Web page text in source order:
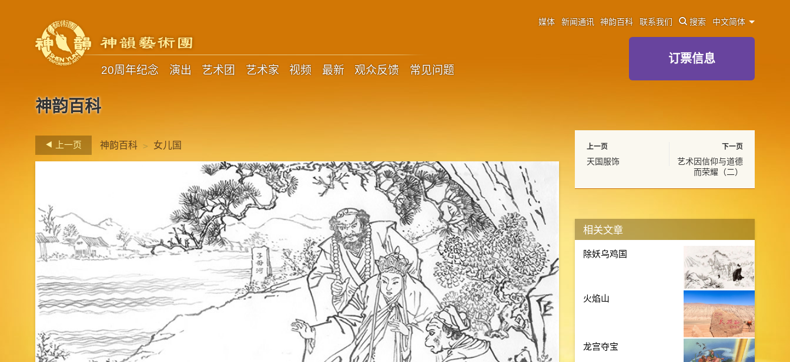
20周年纪念 演出 艺术团 艺术家 视频 最新 观众反馈 常见问题
媒体 新闻通讯 神韵百科 联系我们 搜索 中文简体
订票信息
神韵百科
上一页 神韵百科 > 女儿国 上一页
天国服饰
下一页
艺术因信仰与道德
而荣耀（二）
相关文章
除妖乌鸡国
火焰山
龙宫夺宝